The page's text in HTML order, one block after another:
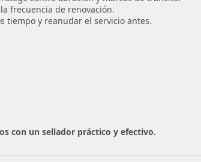
frecuencia de renovación.
tiempo y reanudar el servicio antes.
con un sellador práctico y efectivo.